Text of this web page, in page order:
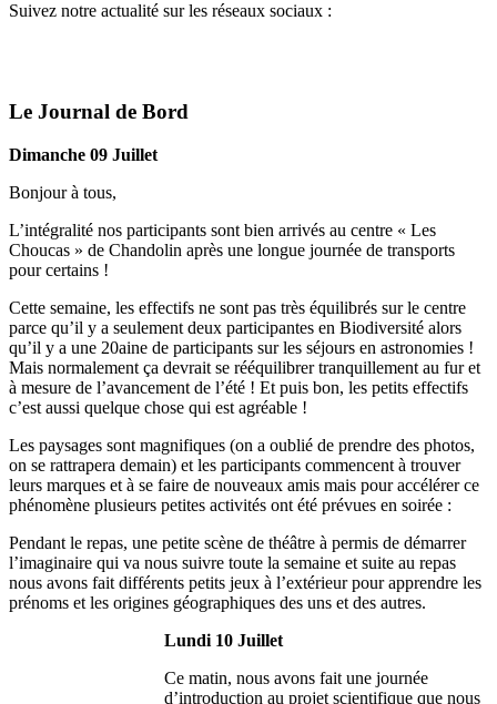
Suivez notre actualité sur les réseaux sociaux :
Le Journal de Bord
Dimanche 09 Juillet
Bonjour à tous,
L’intégralité nos participants sont bien arrivés au centre « Les
Choucas » de Chandolin après une longue journée de transports
pour certains !
Cette semaine, les effectifs ne sont pas très équilibrés sur le centre
parce qu’il y a seulement deux participantes en Biodiversité alors
qu’il y a une 20aine de participants sur les séjours en astronomies !
Mais normalement ça devrait se rééquilibrer tranquillement au fur et
à mesure de l’avancement de l’été ! Et puis bon, les petits effectifs
c’est aussi quelque chose qui est agréable !
Les paysages sont magnifiques (on a oublié de prendre des photos,
on se rattrapera demain) et les participants commencent à trouver
leurs marques et à se faire de nouveaux amis mais pour accélérer ce
phénomène plusieurs petites activités ont été prévues en soirée :
Pendant le repas, une petite scène de théâtre à permis de démarrer
l’imaginaire qui va nous suivre toute la semaine et suite au repas
nous avons fait différents petits jeux à l’extérieur pour apprendre les
prénoms et les origines géographiques des uns et des autres.
Lundi 10 Juillet
Ce matin, nous avons fait une journée
d’introduction au projet scientifique que nous